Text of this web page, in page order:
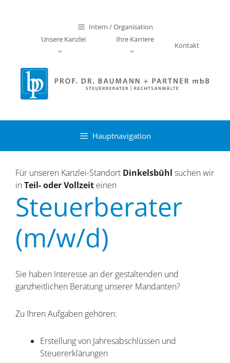
Intern / Organisation
Unsere Kanzlei
Ihre Karriere
Kontakt
Hauptnavigation
Für unseren Kanzlei-Standort Dinkelsbühl suchen wir
inTeil- oder Vollzeit einen
Steuerberater
(m/w/d)
Sie haben Interesse an der gestaltenden und
ganzheitlichen Beratung unserer Mandanten?
Zu Ihren Aufgaben gehören:
Erstellung von Jahresabschlüssen und
Steuererklärungen